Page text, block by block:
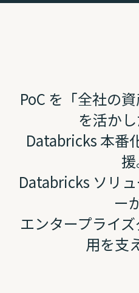
PoC を「全社の
を活かし
Databricks 本番
援
Databricks ソリ
ー
エンタープライ
用を支